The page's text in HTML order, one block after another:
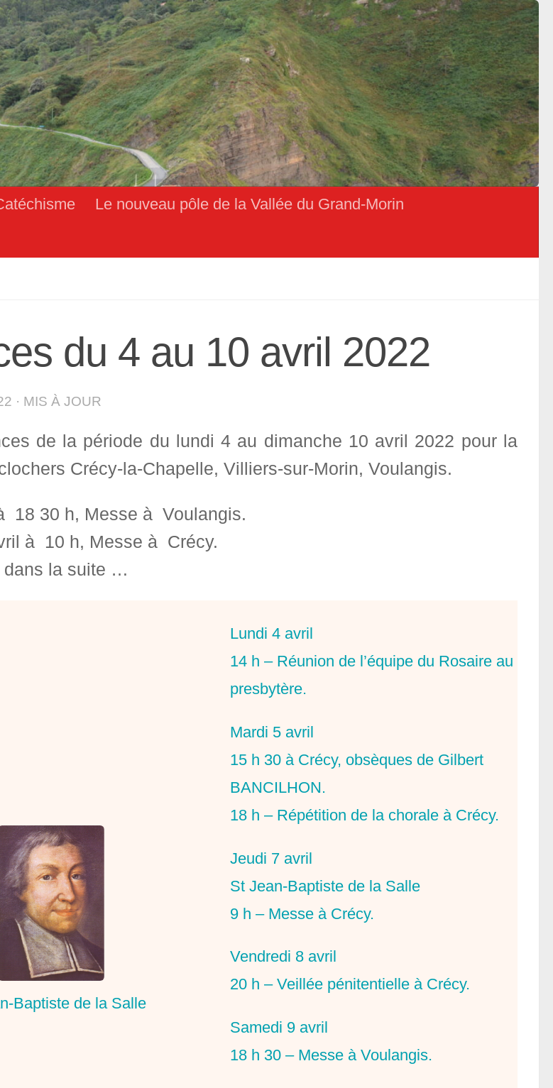
Le nouveau pôle de la Vallée du Grand-Morin
du 4 au 10 avril 2022
· MIS À JOUR
de la période du lundi 4 au dimanche 10 avril 2022 pour la
Crécy-la-Chapelle, Villiers-sur-Morin, Voulangis.
18 30 h, Messe à Voulangis.
à 10 h, Messe à Crécy.
dans la suite …
Baptiste de la Salle
Lundi 4 avril
14 h – Réunion de l’équipe du Rosaire au
presbytère.
Mardi 5 avril
15 h 30 à Crécy, obsèques de Gilbert
BANCILHON.
18 h – Répétition de la chorale à Crécy.
Jeudi 7 avril
St Jean-Baptiste de la Salle
9 h – Messe à Crécy.
Vendredi 8 avril
20 h – Veillée pénitentielle à Crécy.
Samedi 9 avril
18 h 30 – Messe à Voulangis.